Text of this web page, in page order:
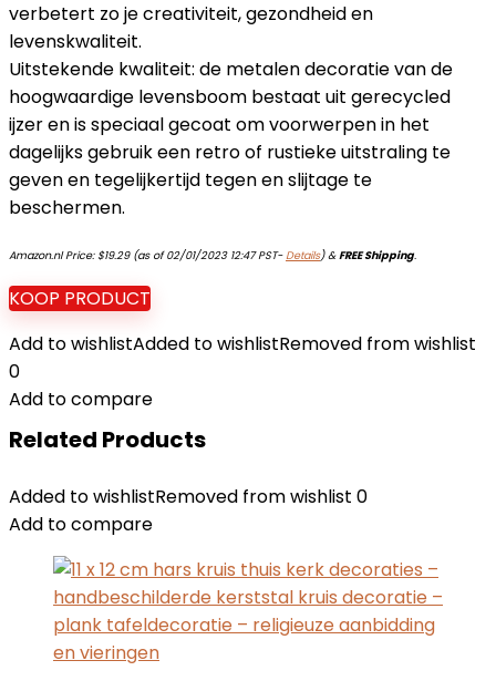
verbetert zo je creativiteit, gezondheid en
levenskwaliteit.
Uitstekende kwaliteit: de metalen decoratie van de
hoogwaardige levensboom bestaat uit gerecycled
ijzer en is speciaal gecoat om voorwerpen in het
dagelijks gebruik een retro of rustieke uitstraling te
geven en tegelijkertijd tegen en slijtage te
beschermen.
Amazon.nl Price: $19.29(as of 02/01/2023 12:47 PST-Details)&FREE Shipping.
KOOP PRODUCT
Add to wishlistAdded to wishlistRemoved from wishlist
0
Add to compare
Related Products
Added to wishlistRemoved from wishlist 0
Add to compare